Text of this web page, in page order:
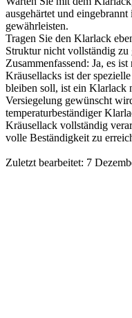
ausgehärtet und
gewährleisten.
Tragen Sie den Klarlack
Struktur nicht vollständig zu
Zusammenfassend: Ja, es
Kräusellacks ist der
bleiben soll, ist ein Klarlack
Versiegelung gewünscht
temperaturbeständiger
Kräusellack vollständig
volle Beständigkeit zu
Zuletzt bearbeitet: 7